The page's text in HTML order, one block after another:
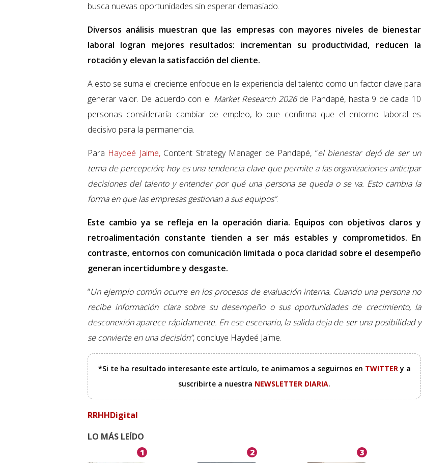
busca nuevas oportunidades sin esperar demasiado.
Diversos análisis muestran que las empresas con mayores niveles de bienestar
laboral logran mejores resultados: incrementan su productividad, reducen la
rotación y elevan la satisfacción del cliente.
A esto se suma el creciente enfoque en la experiencia del talento como un factor clave para
generar valor. De acuerdo con el Market Research 2026de Pandapé, hasta 9 de cada 10
personas consideraría cambiar de empleo, lo que confirma que el entorno laboral es
decisivo para la permanencia.
Para Haydeé Jaime,Content Strategy Manager de Pandapé, “el bienestar dejó de ser un
tema de percepción; hoy es una tendencia clave que permite a las organizaciones anticipar
decisiones del talento y entender por qué una persona se queda o se va. Esto cambia la
forma en que las empresas gestionan a sus equipos”.
Este cambio ya se refleja en la operación diaria. Equipos con objetivos claros y
retroalimentación constante tienden a ser más estables y comprometidos. En
contraste, entornos con comunicación limitada o poca claridad sobre el desempeño
generan incertidumbre y desgaste.
“Un ejemplo común ocurre en los procesos de evaluación interna. Cuando una persona no
recibe información clara sobre su desempeño o sus oportunidades de crecimiento, la
desconexión aparece rápidamente. En ese escenario, la salida deja de ser una posibilidad y
se convierte en una decisión”, concluye Haydeé Jaime.
*Si te ha resultado interesante este artículo, te animamos a seguirnos en TWITTERy a
suscribirte a nuestra NEWSLETTER DIARIA.
RRHHDigital
LO MÁS LEÍDO
1 2 3